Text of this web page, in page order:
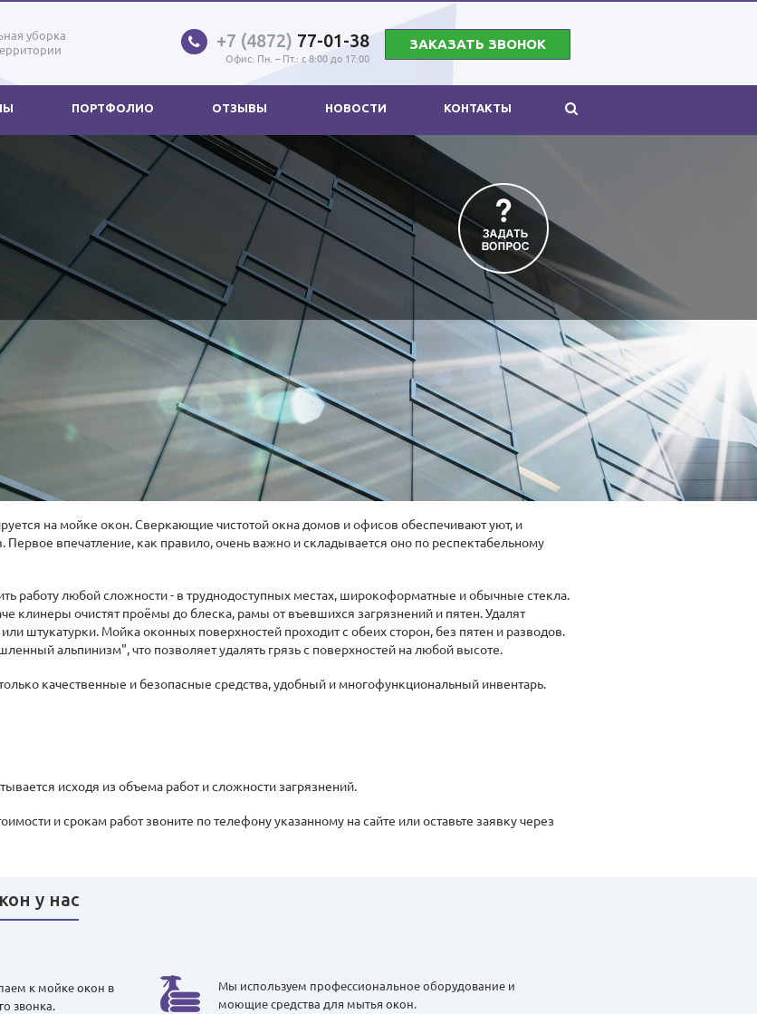
уборка
ЗАКАЗАТЬ ЗВОНОК
+7 (4872) 77-01-38
Офис: Пн. – Пт.: с 8:00 до 17:00
ПОРТФОЛИО ОТЗЫВЫ НОВОСТИ КОНТАКТЫ
на мойке окон. Сверкающие чистотой окна домов и офисов обеспечивают уют, и
впечатление, как правило, очень важно и складывается оно по респектабельному
работу любой сложности - в труднодоступных местах, широкоформатные и обычные стекла.
клинеры очистят проёмы до блеска, рамы от въевшихся загрязнений и пятен. Удалят
штукатурки. Мойка оконных поверхностей проходит с обеих сторон, без пятен и разводов.
альпинизм", что позволяет удалять грязь с поверхностей на любой высоте.
качественные и безопасные средства, удобный и многофункциональный инвентарь.
исходя из объема работ и сложности загрязнений.
и срокам работ звоните по телефону указанному на сайте или оставьте заявку через
у нас
к мойке окон в
звонка.
Мы используем профессиональное оборудование и
моющие средства для мытья окон.